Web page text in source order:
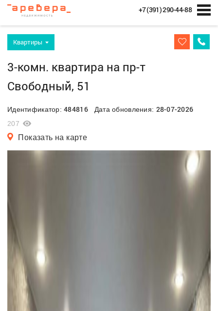
+7 (391) 290-44-88
Квартиры
3-комн. квартира на пр-т
Свободный, 51
Идентификатор:484816Дата обновления: 28-07-2026
207
Показать на карте